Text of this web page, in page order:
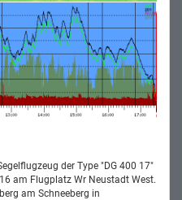
der Type "DG 400 17"
am Flugplatz Wr Neustadt West.
am Schneeberg in